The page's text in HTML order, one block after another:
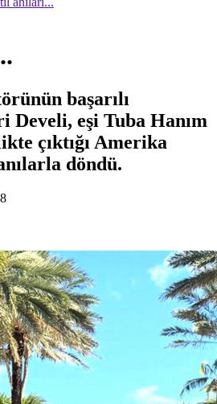
başarılı
Develi, eşi Tuba Hanım
çıktığı Amerika
döndü.